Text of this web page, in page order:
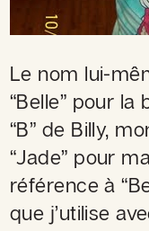
Le nom lui-
“Belle” pour
“B” de Billy,
“Jade” pour
référence à
que j’utilise